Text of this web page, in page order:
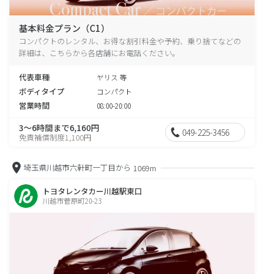
基本料金プラン（C1）
コンパクトのレンタル、お得な割引料金や予約、乗り捨てなどの
詳細は、こちらから各店舗にお電話ください。
代表車種 ヤリス 等
ボディタイプ コンパクト
営業時間 08:00-20:00
3～6時間まで6,160円
免責補償制度1,100円 049-225-3456
埼玉県川越市六軒町一丁目から 1069m
トヨタレンタカー川越駅東口
川越市菅原町20-23